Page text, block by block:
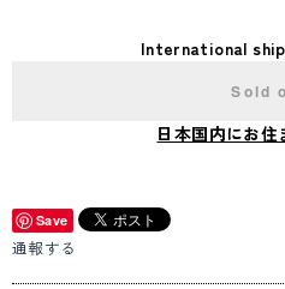
International
Sold
日本国内にお住
Save
通報する